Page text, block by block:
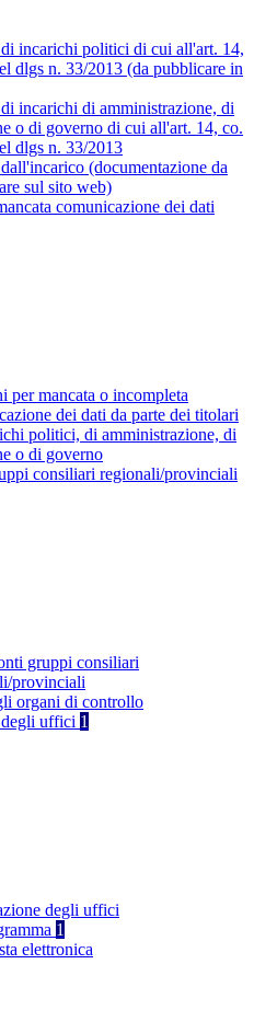
incarichi politici di cui all'art. 14,
dlgs n. 33/2013 (da pubblicare in
incarichi di amministrazione, di
o di governo di cui all'art. 14, co.
dlgs n. 33/2013
(documentazione da
sul sito web)
comunicazione dei dati
per mancata o incompleta
dei dati da parte dei titolari
politici, di amministrazione, di
o di governo
consiliari regionali/provinciali
gruppi consiliari
provinciali
organi di controllo
uffici 1
degli uffici
1
elettronica